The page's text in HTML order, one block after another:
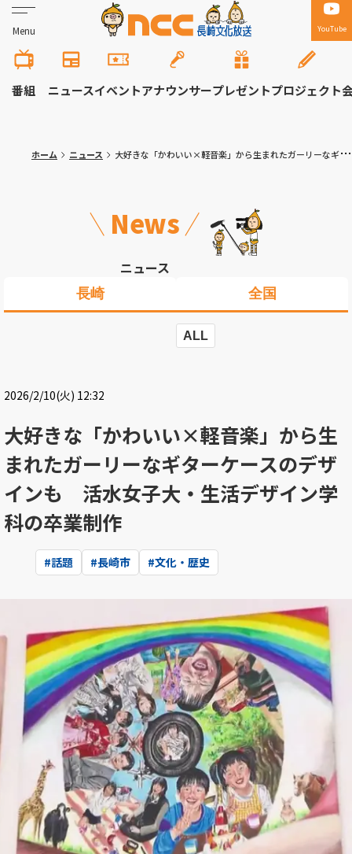
Menu YouTube
番組 ニュースイベントアナウンサープレゼントプロジェクト
ホーム ニュース 大好きな「かわいい×軽音楽」から生まれたガーリーなギターケースのデザインも 活水女子大・生活デザイン学科の卒業制作
News
ニュース
長崎 全国
ALL
2026/2/10(火) 12:32
大好きな「かわいい×軽音楽」から生
まれたガーリーなギターケースのデザ
インも 活水女子大・生活デザイン学
科の卒業制作
#話題 #長崎市 #文化・歴史